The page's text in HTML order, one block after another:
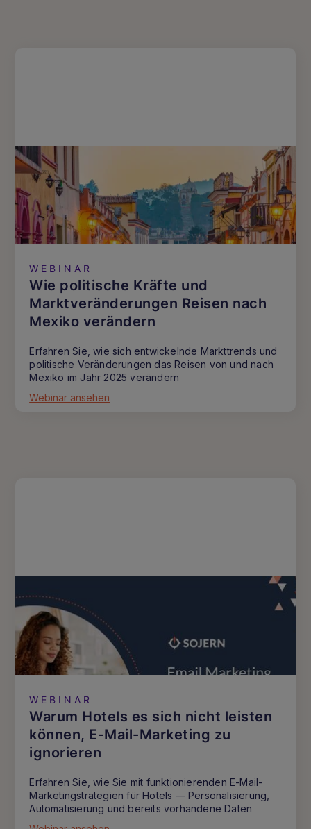
WEBINAR
Wie politische Kräfte und
Marktveränderungen Reisen nach
Mexiko verändern
Erfahren Sie, wie sich entwickelnde Markttrends und
politische Veränderungen das Reisen von und nach
Mexiko im Jahr 2025 verändern
Webinar ansehen
WEBINAR
Warum Hotels es sich nicht leisten
können, E-Mail-Marketing zu
ignorieren
Erfahren Sie, wie Sie mit funktionierenden E-Mail-
Marketingstrategien für Hotels — Personalisierung,
Automatisierung und bereits vorhandene Daten